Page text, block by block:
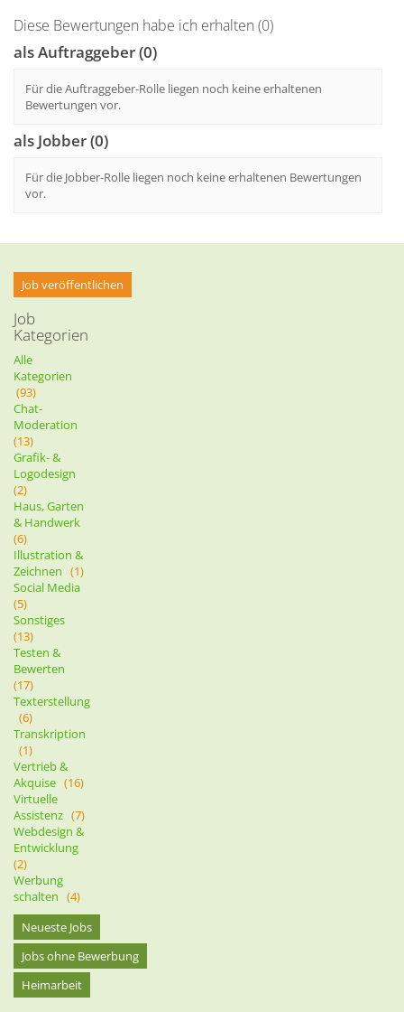
Diese Bewertungen habe ich erhalten (0)
als Auftraggeber (0)
Für die Auftraggeber-Rolle liegen noch keine erhaltenen
Bewertungen vor.
als Jobber (0)
Für die Jobber-Rolle liegen noch keine erhaltenen Bewertungen
vor.
Job veröffentlichen
Job
Kategorien
Alle
Kategorien
(93)
Chat-
Moderation
(13)
Grafik- &
Logodesign
(2)
Haus, Garten
& Handwerk
(6)
Illustration &
Zeichnen (1)
Social Media
(5)
Sonstiges
(13)
Testen &
Bewerten
(17)
Texterstellung
(6)
Transkription
(1)
Vertrieb &
Akquise (16)
Virtuelle
Assistenz (7)
Webdesign &
Entwicklung
(2)
Werbung
schalten (4)
Neueste Jobs
Jobs ohne Bewerbung
Heimarbeit